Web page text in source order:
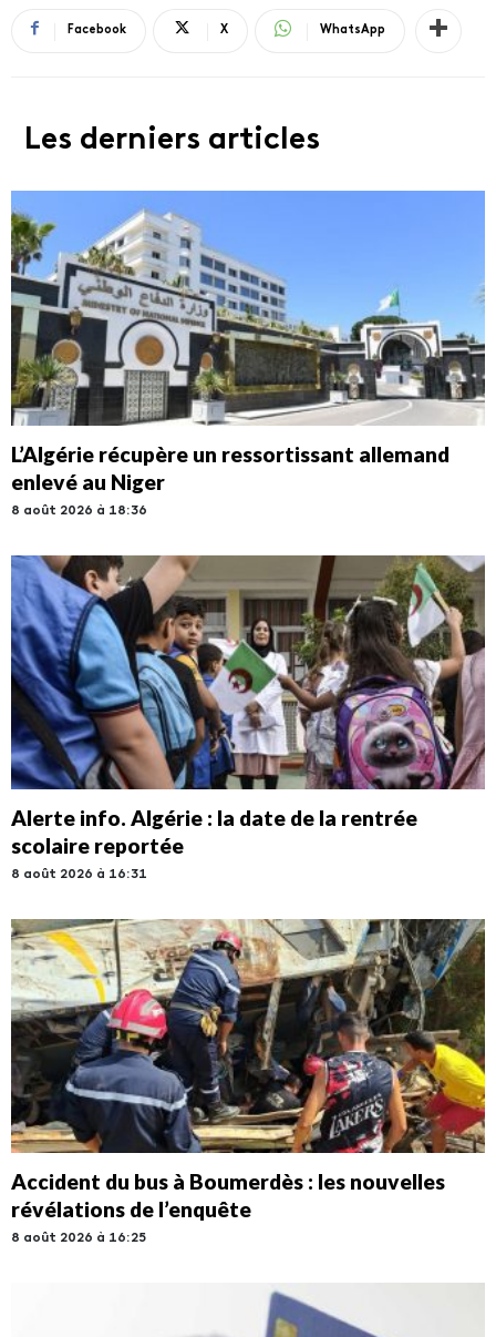
Facebook X WhatsApp
Les derniers articles
L’Algérie récupère un ressortissant allemand
enlevé au Niger
8 août 2026 à 18:36
Alerte info. Algérie : la date de la rentrée
scolaire reportée
8 août 2026 à 16:31
Accident du bus à Boumerdès : les nouvelles
révélations de l’enquête
8 août 2026 à 16:25